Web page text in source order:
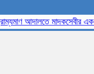
আদালতে মাদকসেবীর এক